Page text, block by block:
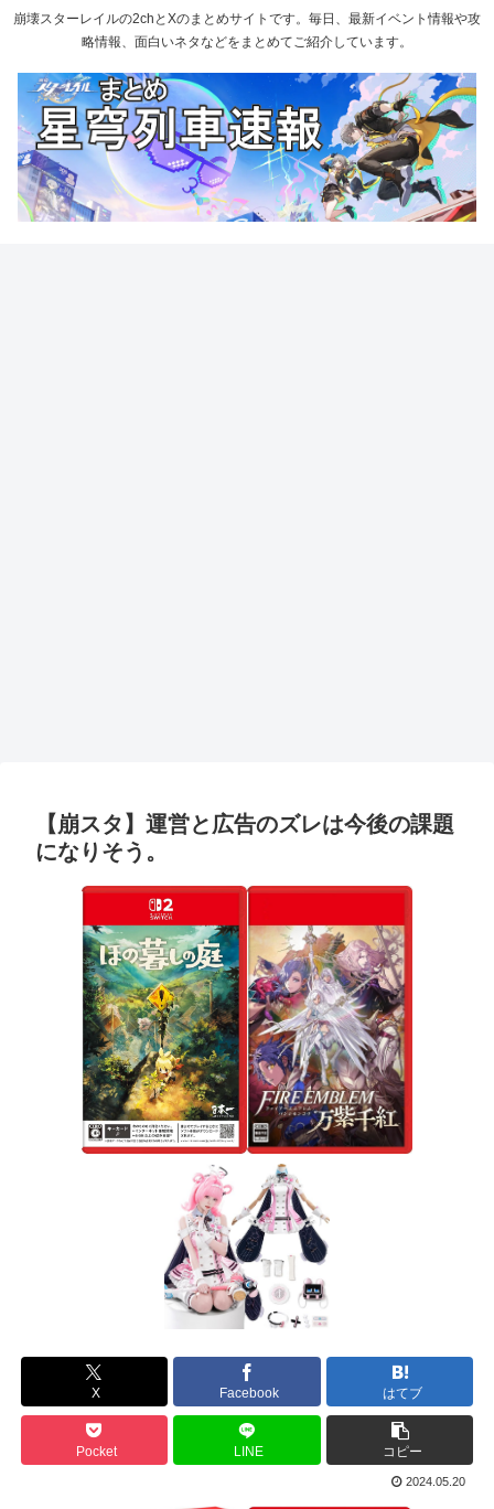
崩壊スターレイルの2chとXのまとめサイトです。毎日、最新イベント情報や攻
略情報、面白いネタなどをまとめてご紹介しています。
【崩スタ】運営と広告のズレは今後の課題
になりそう。
X Facebook はてブ
Pocket LINE コピー
2024.05.20